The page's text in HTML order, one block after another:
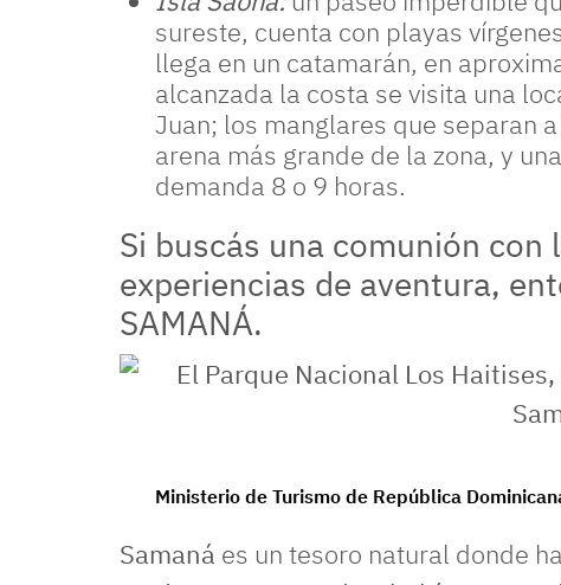
sureste, cuenta con playas
llega en un catamarán, en
alcanzada la costa se visita una
Juan; los manglares que separan
arena más grande de la zona, y
demanda 8 o 9 horas.
Si buscás una comunión
experiencias de aventura,
SAMANÁ.
Ministerio de Turismo de República
Samaná es un tesoro natural donde